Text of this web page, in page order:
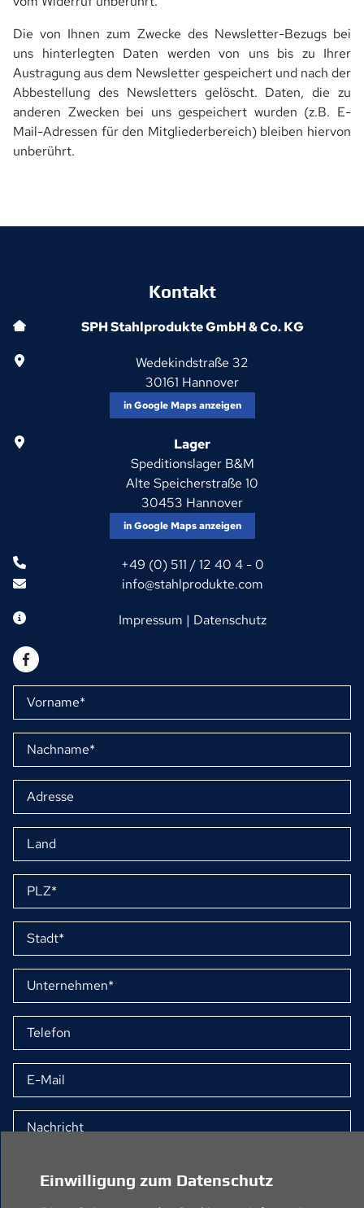
Die von Ihnen zum Zwecke des Newsletter-Bezugs bei
uns hinterlegten Daten werden von uns bis zu Ihrer
Austragung aus dem Newsletter gespeichert und nach der
Abbestellung des Newsletters gelöscht. Daten, die zu
anderen Zwecken bei uns gespeichert wurden (z.B. E-
Mail-Adressen für den Mitgliederbereich) bleiben hiervon
unberührt.
Kontakt
SPH Stahlprodukte GmbH & Co. KG
Wedekindstraße 32
30161 Hannover
in Google Maps anzeigen
Lager
Speditionslager B&M
Alte Speicherstraße 10
30453 Hannover
in Google Maps anzeigen
+49 (0) 511 / 12 40 4 - 0
info@stahlprodukte.com
Impressum | Datenschutz
Einwilligung zum Datenschutz